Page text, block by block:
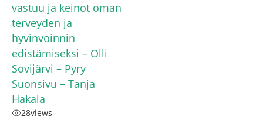
vastuu ja keinot oman
terveyden ja
hyvinvoinnin
edistämiseksi – Olli
Sovijärvi – Pyry
Suonsivu – Tanja
Hakala
28views